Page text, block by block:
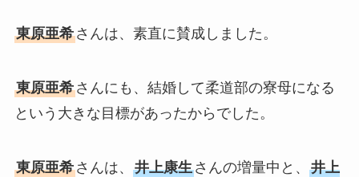
東原亜希さんは、素直に賛成しました。
東原亜希さんにも、結婚して柔道部の寮母になる
という大きな目標があったからでした。
東原亜希さんは、 井上康生さんの増量中と、 井上